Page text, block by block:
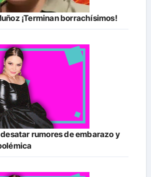
¡Terminan borrachísimos!
rumores de embarazo y